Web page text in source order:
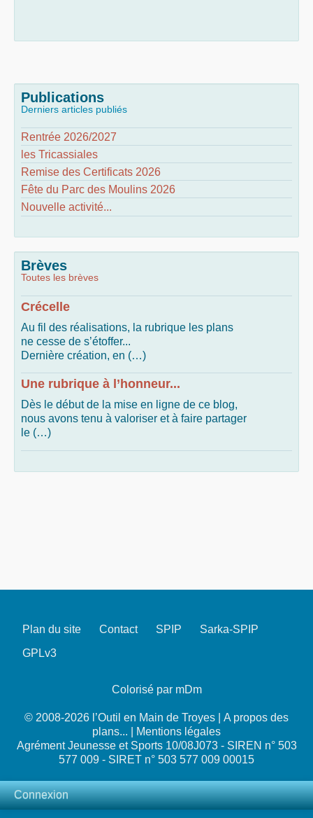
Publications
Derniers articles publiés
Rentrée 2026/2027
les Tricassiales
Remise des Certificats 2026
Fête du Parc des Moulins 2026
Nouvelle activité...
Brèves
Toutes les brèves
Crécelle
Au fil des réalisations, la rubrique les plans
ne cesse de s’étoffer...
Dernière création, en (…)
Une rubrique à l’honneur...
Dès le début de la mise en ligne de ce blog,
nous avons tenu à valoriser et à faire partager
le (…)
Plan du site Contact SPIP
Sarka-SPIP
GPLv3
Colorisé par mDm
© 2008-2026 l’Outil en Main de Troyes | A propos des
plans...
Mentions légales
Agrément Jeunesse et Sports 10/08J073 - SIREN n° 503
577 009 - SIRET n° 503 577 009 00015
Connexion